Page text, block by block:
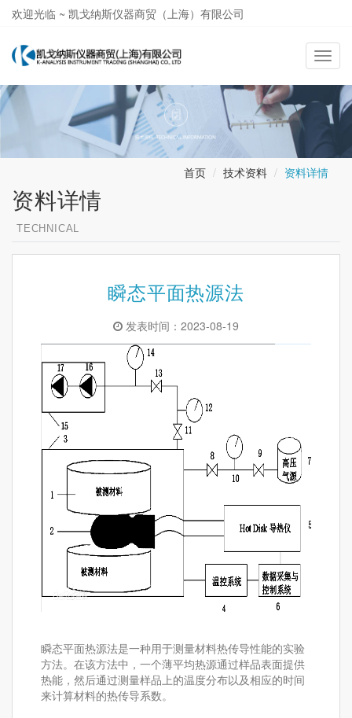
欢迎光临 ~ 凯戈纳斯仪器商贸（上海）有限公司
导
航
切
换
首页 技术资料 资料详情
资料详情
TECHNICAL
瞬态平面热源法
发表时间：2023-08-19
瞬态平面热源法是一种用于测量材料热传导性能的实验
方法。在该方法中，一个薄平均热源通过样品表面提供
热能，然后通过测量样品上的温度分布以及相应的时间
来计算材料的热传导系数。